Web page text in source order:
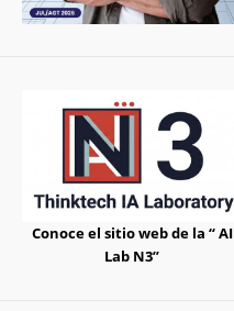
Conoce el sitio web de la “ AI
Lab N3”